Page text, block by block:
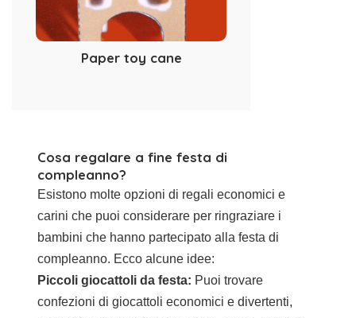
Paper toy cane
Cosa regalare a fine festa di
compleanno?
Esistono molte opzioni di regali economici e
carini che puoi considerare per ringraziare i
bambini che hanno partecipato alla festa di
compleanno. Ecco alcune idee:
Piccoli giocattoli da festa: Puoi trovare
confezioni di giocattoli economici e divertenti,